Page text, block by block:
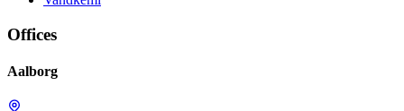
Offices
Aalborg